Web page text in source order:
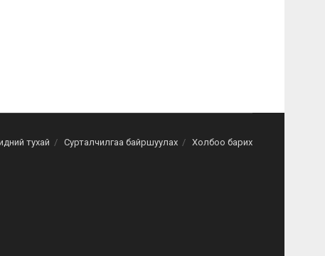
тухай Сурталчилгаа байршуулах Холбоо барих